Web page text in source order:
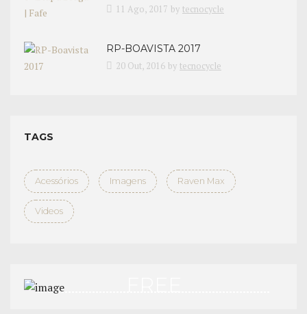
11 Ago, 2017 by tecnocycle
RP-BOAVISTA 2017
20 Out, 2016 by tecnocycle
TAGS
Acessórios Imagens Raven Max
Videos